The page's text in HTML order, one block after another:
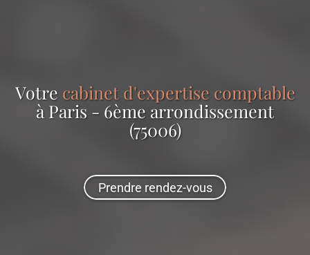
Votre cabinet d'expertise comptable
à Paris - 6ème arrondissement
(75006)
Prendre rendez-vous